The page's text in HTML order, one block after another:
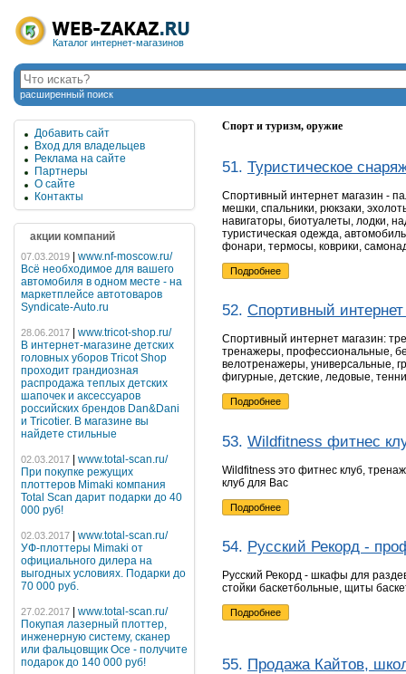
Каталог интернет-магазинов
расширенный поиск
Добавить сайт
Вход для владельцев
Реклама на сайте
Партнеры
О сайте
Контакты
акции компаний
07.03.2019
www.nf-moscow.ru/
Всё необходимое для вашего
автомобиля в одном месте - на
маркетплейсе автотоваров
Syndicate-Auto.ru
28.06.2017
www.tricot-shop.ru/
В интернет-магазине детских
головных уборов Tricot Shop
проходит грандиозная
распродажа теплых детских
шапочек и аксессуаров
российских брендов Dan&Dani
и Tricotier. В магазине вы
найдете стильные
02.03.2017
www.total-scan.ru/
При покупке режущих
плоттеров Mimaki компания
Total Scan дарит подарки до 40
000 руб!
02.03.2017
www.total-scan.ru/
УФ-плоттеры Mimaki от
официального дилера на
выгодных условиях. Подарки до
70 000 руб.
27.02.2017
www.total-scan.ru/
Покупая лазерный плоттер,
инженерную систему, сканер
или фальцовщик Oce - получите
подарок до 140 000 руб!
Спорт и туризм, оружие
51. Туристическое
Спортивный интернет магазин -
мешки, спальники, рюкзаки,
навигаторы, биотуалеты, лодки,
туристическая одежда,
фонари, термосы, коврики,
Подробнее
52. Спортивный
Спортивный интернет магазин:
тренажеры, профессиональные,
велотренажеры, универсальные,
фигурные, детские, ледовые,
Подробнее
53. Wildfitness фитнес
Wildfitness это фитнес клуб,
клуб для Вас
Подробнее
54. Русский Рекорд -
Русский Рекорд - шкафы для
стойки баскетбольные, щиты
Подробнее
55. Продажа Кайтов,